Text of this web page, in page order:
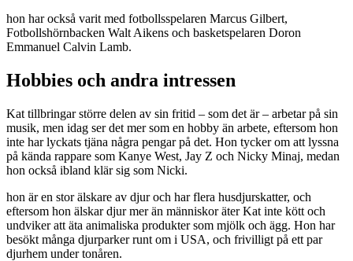
hon har också varit med fotbollsspelaren Marcus Gilbert,
Fotbollshörnbacken Walt Aikens och basketspelaren Doron
Emmanuel Calvin Lamb.
Hobbies och andra intressen
Kat tillbringar större delen av sin fritid – som det är – arbetar på sin
musik, men idag ser det mer som en hobby än arbete, eftersom hon
inte har lyckats tjäna några pengar på det. Hon tycker om att lyssna
på kända rappare som Kanye West, Jay Z och Nicky Minaj, medan
hon också ibland klär sig som Nicki.
hon är en stor älskare av djur och har flera husdjurskatter, och
eftersom hon älskar djur mer än människor äter Kat inte kött och
undviker att äta animaliska produkter som mjölk och ägg. Hon har
besökt många djurparker runt om i USA, och frivilligt på ett par
djurhem under tonåren.